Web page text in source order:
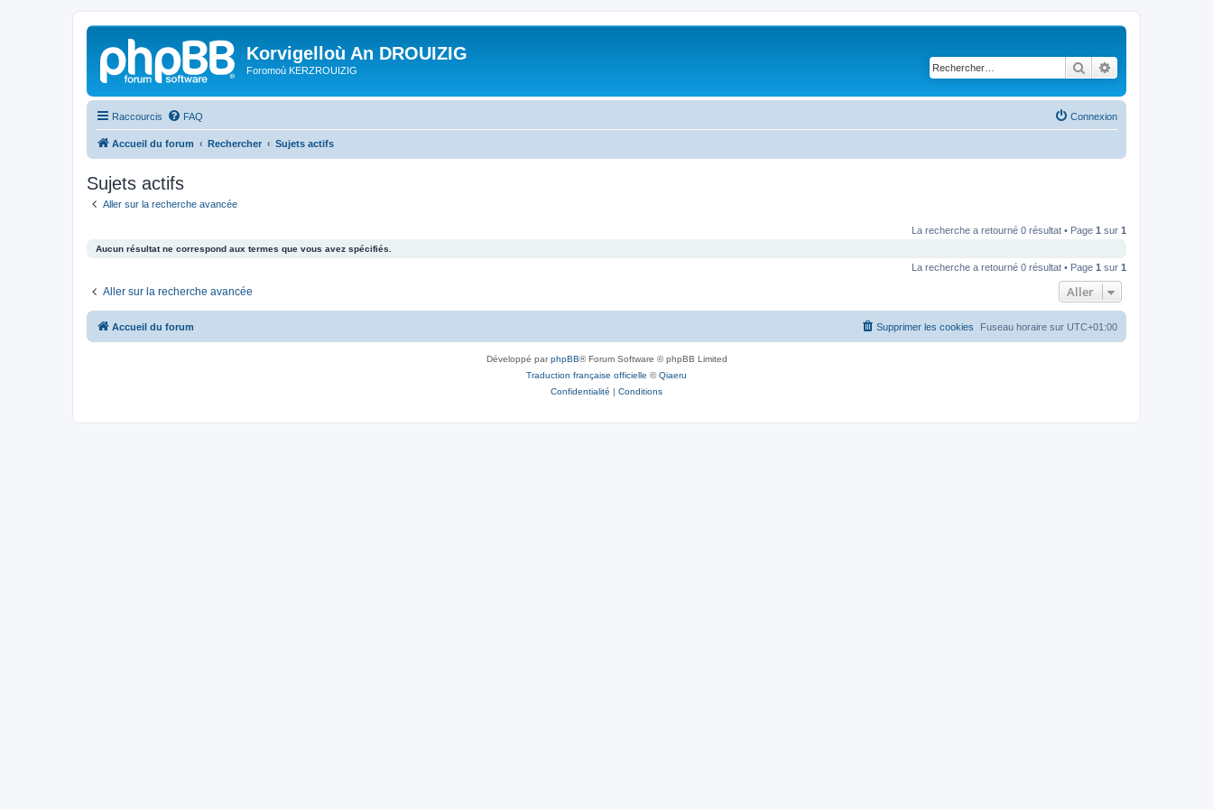
Korvigelloù An DROUIZIG
Foromoù KERZROUIZIG Rechercher
Raccourcis FAQ Connexion
Accueil du forum Rechercher Sujets actifs
Sujets actifs
Aller sur la recherche avancée
La recherche a retourné 0 résultat • Page 1 sur 1
Aucun résultat ne correspond aux termes que vous avez spécifiés.
La recherche a retourné 0 résultat • Page 1 sur 1
Aller sur la recherche avancée Aller
Accueil du forum Fuseau horaire sur UTC+01:00
Supprimer les cookies
Développé parphpBB® Forum Software © phpBB Limited
Traduction française officielle ©Qiaeru
Confidentialité | Conditions